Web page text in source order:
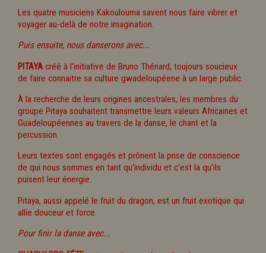
Les quatre musiciens Kakoulouma savent nous faire vibrer et
voyager au-delà de notre imagination.
Puis ensuite, nous danserons avec...
PITAYA créé à l'initiative de Bruno Thénard, toujours soucieux
de faire connaitre sa culture gwadeloupéene à un large public.
À la recherche de leurs origines ancestrales, les membres du
groupe Pitaya souhaitent transmettre leurs valeurs Africaines et
Guadeloupéennes au travers de la danse, le chant et la
percussion.
Leurs textes sont engagés et prônent la prise de conscience
de qui nous sommes en tant qu'individu et c'est la qu'ils
puisent leur énergie.
Pitaya, aussi appelé le fruit du dragon, est un fruit exotique qui
allie douceur et force.
Pour finir la danse avec...